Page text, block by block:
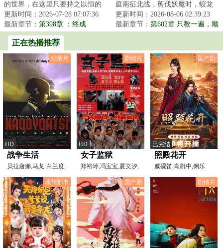
的世界，在这里只要持之以恒的
做某件事情，就可以生成相关的
职业，获得各种...
更新时间：2026-07-28 07:07:36
最新章节： 第398章 ：终成
庭南征北战，剪伐妖魔时，蛟龙
化身已在下界搅动风云，聚众群
妖。天君晋位真...
更新时间：2026-08-06 02:39:23
最新章节： 第602章 只教一遍，顺
正在热播推荐
纪录片
HD
战争生活
贝拉唐娜,马龙·白兰度,
埃尔顿·约翰,茱莉
剧情片
HD
女子监狱
郑裕玲,冯宝宝,夏文汐,
任达华,陈加玲,陈奕
国产剧
已完结
照殿花开
戚砚笛,肖凯中,俐乐
Leslie,董颜Icey,陈腾跃
现代都市
国产剧 剧情片